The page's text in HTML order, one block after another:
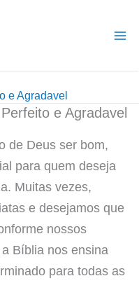
e Agradavel
e Agradavel
de Deus ser bom,
para quem deseja
Muitas vezes,
e desejamos que
nossos
Bíblia nos ensina
para todas as